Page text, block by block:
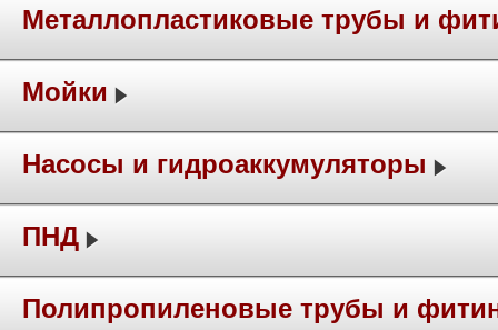
Металлопластиковые трубы и
Мойки
Насосы и гидроаккумуляторы
ПНД
Полипропиленовые трубы и